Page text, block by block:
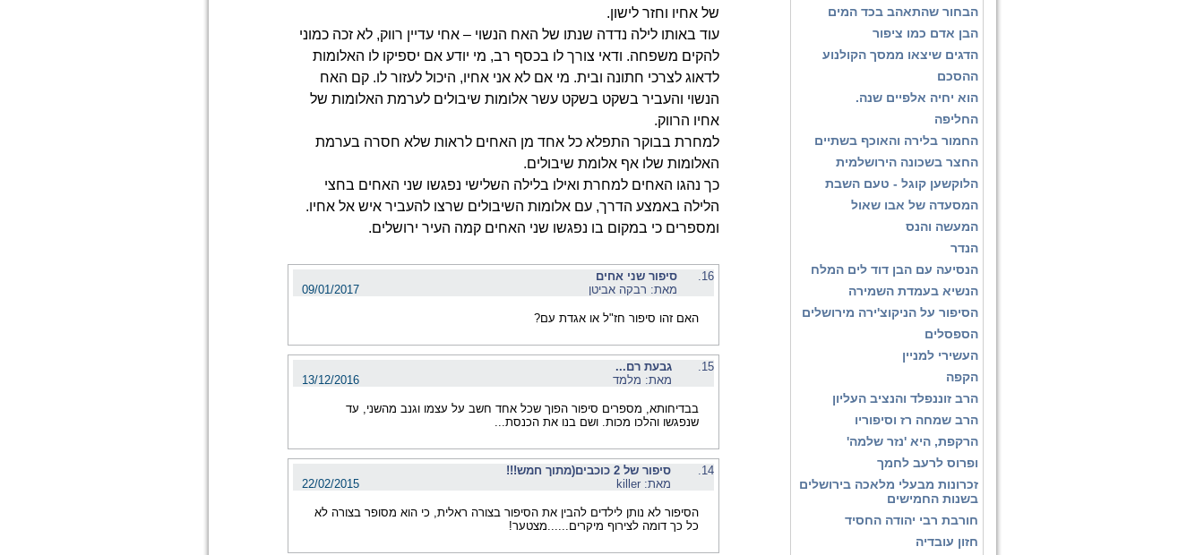
הבחור שהתאהב בכד המים
הבן אדם כמו ציפור
הדגים שיצאו ממסך הקולנוע
ההסכם
הוא יחיה אלפיים שנה.
החליפה
החמור בלירה והאוכף בשתיים
החצר בשכונה הירושלמית
הלוקשען קוגל - טעם השבת
המסעדה של אבו שאול
המעשה והנס
הנדר
הנסיעה עם הבן דוד לים המלח
הנשיא בעמדת השמירה
הסיפור על הניקוצ'ירה מירושלים
הספסלים
העשירי למניין
הקפה
הרב זוננפלד והנציב העליון
הרב שמחה רז וסיפוריו
הרקפת, היא 'נזר שלמה'
ופרוס לרעב לחמך
זכרונות מבעלי מלאכה בירושלים
בשנות החמישים
חורבת רבי יהודה החסיד
חזון עובדיה
של אחיו וחזר לישון.
עוד באותו לילה נדדה שנתו של האח הנשוי – אחי עדיין רווק, לא זכה כמוני
להקים משפחה. ודאי צורך לו בכסף רב, מי יודע אם יספיקו לו האלומות
לדאוג לצרכי חתונה ובית. מי אם לא אני אחיו, היכול לעזור לו. קם האח
הנשוי והעביר בשקט בשקט עשר אלומות שיבולים לערמת האלומות של
אחיו הרווק.
למחרת בבוקר התפלא כל אחד מן האחים לראות שלא חסרה בערמת
האלומות שלו אף אלומת שיבולים.
כך נהגו האחים למחרת ואילו בלילה השלישי נפגשו שני האחים בחצי
הלילה באמצע הדרך, עם אלומות השיבולים שרצו להעביר איש אל אחיו.
ומספרים כי במקום בו נפגשו שני האחים קמה העיר ירושלים.
16.
סיפור שני אחים
מאת: רבקה אביטן
09/01/2017
האם זהו סיפור חז"ל או אגדת עם?
15.
גבעת רם...
מאת: מלמד
13/12/2016
בבדיחותא, מספרים סיפור הפוך שכל אחד חשב על עצמו וגנב מהשני, עד
שנפגשו והלכו מכות. ושם בנו את הכנסת...
14.
סיפור של 2 כוכבים(מתוך חמש!!!
מאת: killer
22/02/2015
הסיפור לא נותן לילדים להבין את הסיפור בצורה ראלית, כי הוא מסופר בצורה לא
כל כך דומה לצירוף מיקרים......מצטער!